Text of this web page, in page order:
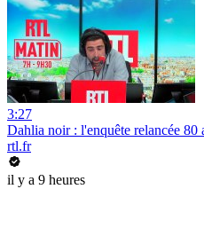
3:27
Dahlia noir : l'enquête relancée 80
rtl.fr
il y a 9 heures